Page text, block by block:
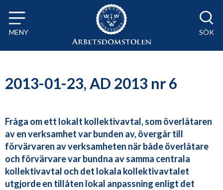
Till innehåll på sidan x
MENY SÖK
2013-01-23, AD 2013 nr 6
Fråga om ett lokalt kollektivavtal, som överlåtaren
av en verksamhet var bunden av, övergår till
förvärvaren av verksamheten när både överlåtare
och förvärvare var bundna av samma centrala
kollektivavtal och det lokala kollektivavtalet
utgjorde en tillåten lokal anpassning enligt det